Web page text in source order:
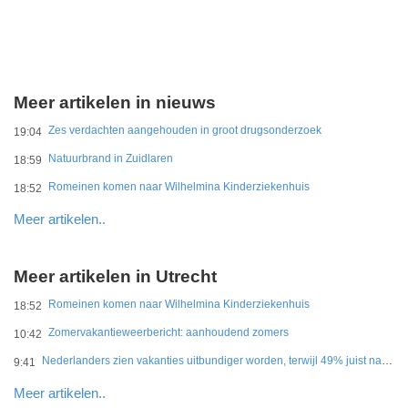
Meer artikelen in nieuws
19:04 Zes verdachten aangehouden in groot drugsonderzoek
18:59 Natuurbrand in Zuidlaren
18:52 Romeinen komen naar Wilhelmina Kinderziekenhuis
Meer artikelen..
Meer artikelen in Utrecht
18:52 Romeinen komen naar Wilhelmina Kinderziekenhuis
10:42 Zomervakantieweerbericht: aanhoudend zomers
9:41 Nederlanders zien vakanties uitbundiger worden, terwijl 49% juist naar eenvoud verlangt
Meer artikelen..